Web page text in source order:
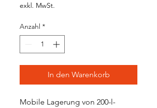
exkl. MwSt.
Anzahl *
In den Warenkorb
Mobile Lagerung von 200-l-